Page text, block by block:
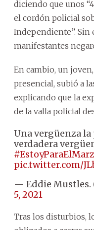
diciendo que unos
el cordón policial
Independiente”. Sin
manifestantes
En cambio, un
presencial, subió a
explicando que la
de la valla policial
Una vergüenza
verdadera
pic.twitter.com/
— Eddie Mustles.
5, 2021
Tras los disturbios,